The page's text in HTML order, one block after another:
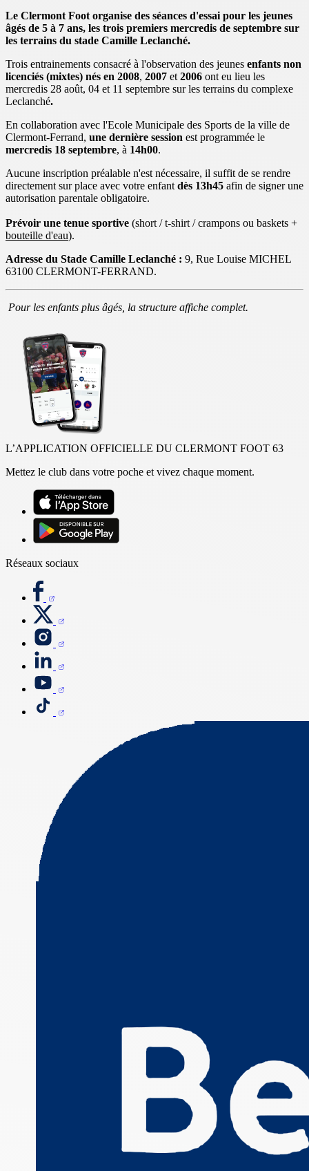
Le Clermont Foot organise des séances d'essai pour les jeunes
âgés de 5 à 7 ans, les trois premiers mercredis de septembre sur
les terrains du stade Camille Leclanché.
Trois entrainements consacré à l'observation des jeunes enfants non
licenciés (mixtes) nés en 2008, 2007 et 2006 ont eu lieu les
mercredis 28 août, 04 et 11 septembre sur les terrains du complexe
Leclanché.
En collaboration avec l'Ecole Municipale des Sports de la ville de
Clermont-Ferrand, une dernière session est programmée le
mercredis 18 septembre, à 14h00.
Aucune inscription préalable n'est nécessaire, il suffit de se rendre
directement sur place avec votre enfant dès 13h45 afin de signer une
autorisation parentale obligatoire.
Prévoir une tenue sportive (short / t-shirt / crampons ou baskets +
bouteille d'eau).
Adresse du Stade Camille Leclanché : 9, Rue Louise MICHEL
63100 CLERMONT-FERRAND.
Pour les enfants plus âgés, la structure affiche complet.
L’APPLICATION OFFICIELLE DU CLERMONT FOOT 63
Mettez le club dans votre poche et vivez chaque moment.
Réseaux sociaux